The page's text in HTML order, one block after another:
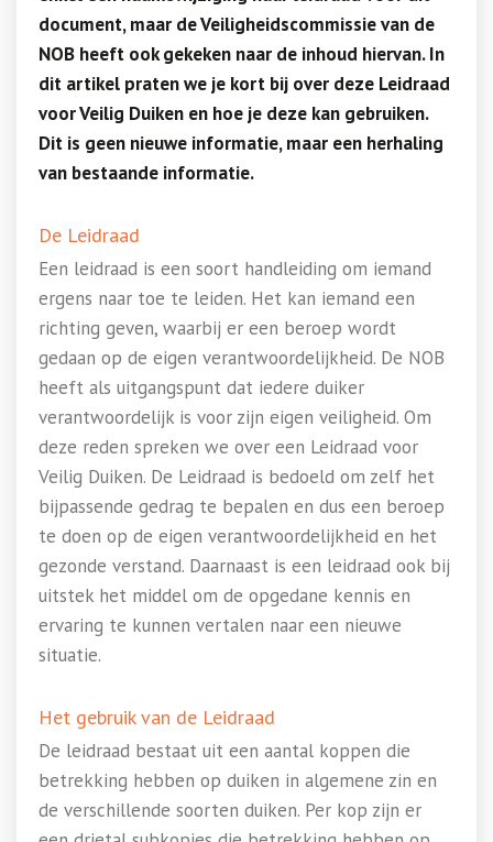
document, maar de Veiligheidscommissie van de
NOB heeft ook gekeken naar de inhoud hiervan. In
dit artikel praten we je kort bij over deze Leidraad
voor Veilig Duiken en hoe je deze kan gebruiken.
Dit is geen nieuwe informatie, maar een herhaling
van bestaande informatie.
De Leidraad
Een leidraad is een soort handleiding om iemand
ergens naar toe te leiden. Het kan iemand een
richting geven, waarbij er een beroep wordt
gedaan op de eigen verantwoordelijkheid. De NOB
heeft als uitgangspunt dat iedere duiker
verantwoordelijk is voor zijn eigen veiligheid. Om
deze reden spreken we over een Leidraad voor
Veilig Duiken. De Leidraad is bedoeld om zelf het
bijpassende gedrag te bepalen en dus een beroep
te doen op de eigen verantwoordelijkheid en het
gezonde verstand. Daarnaast is een leidraad ook bij
uitstek het middel om de opgedane kennis en
ervaring te kunnen vertalen naar een nieuwe
situatie.
Het gebruik van de Leidraad
De leidraad bestaat uit een aantal koppen die
betrekking hebben op duiken in algemene zin en
de verschillende soorten duiken. Per kop zijn er